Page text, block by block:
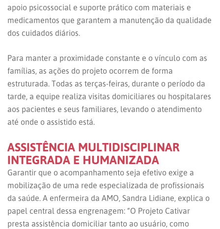
apoio psicossocial e suporte prático com materiais e
medicamentos que garantem a manutenção da qualidade
dos cuidados diários.
Para manter a proximidade constante e o vínculo com as
famílias, as ações do projeto ocorrem de forma
estruturada. Todas as terças-feiras, durante o período da
tarde, a equipe realiza visitas domiciliares ou hospitalares
aos pacientes e seus familiares, levando o atendimento
até onde o assistido está.
ASSISTÊNCIA MULTIDISCIPLINAR
INTEGRADA E HUMANIZADA
Garantir que o acompanhamento seja efetivo exige a
mobilização de uma rede especializada de profissionais
da saúde. A enfermeira da AMO, Sandra Lidiane, explica o
papel central dessa engrenagem: “O Projeto Cativar
presta assistência domiciliar tanto ao usuário, como